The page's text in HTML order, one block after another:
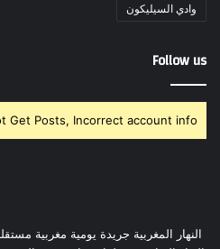
وادي السيليكون
Follow us
Get Posts, Incorrect account info.
النهار المغربية جريدة يومية مغربية